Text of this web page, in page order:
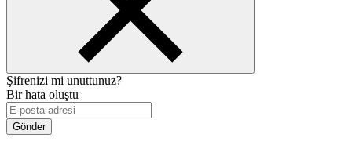
Şifrenizi mi unuttunuz?
Bir hata oluştu
Gönder